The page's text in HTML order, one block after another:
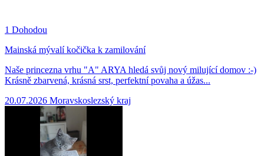
1 Dohodou
Mainská mývalí kočička k zamilování
Naše princezna vrhu "A" ARYA hledá svůj nový milující domov :-)
Krásně zbarvená, krásná srst, perfektní povaha a úžas...
20.07.2026 Moravskoslezský kraj